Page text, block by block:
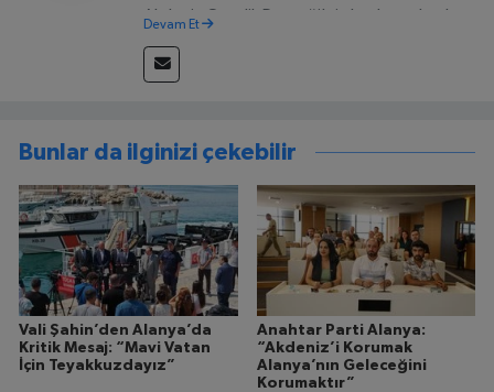
Akdeniz Gençlik Derneği'nin başkanı olarak
toplum kuruluşlarında liderlik ve danışmanlık
rolleri üstlenmiştir. Alp, yerel yönetimlerde
katılımını artırmak amacıyla pro
Devam Et
Bunlar da ilginizi çekebilir
Vali Şahin’den Alanya’da
Kritik Mesaj: “Mavi Vatan
İçin Teyakkuzdayız”
Anahtar Parti Alanya:
“Akdeniz’i Korumak
Alanya’nın Geleceğini
Korumaktır”